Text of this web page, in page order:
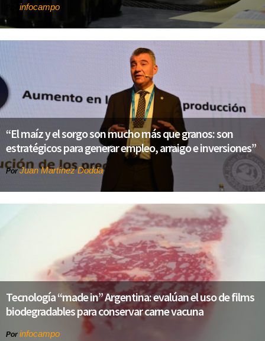
infocampo
“El maíz y el sorgo son mucho más que granos: son
estratégicos para generar empleo, arraigo e inversiones”
PorJuan Martínez Dodda
Tecnología “made in” Argentina: evalúan el uso de films
biodegradables para conservar carne vacuna
Por infocampo